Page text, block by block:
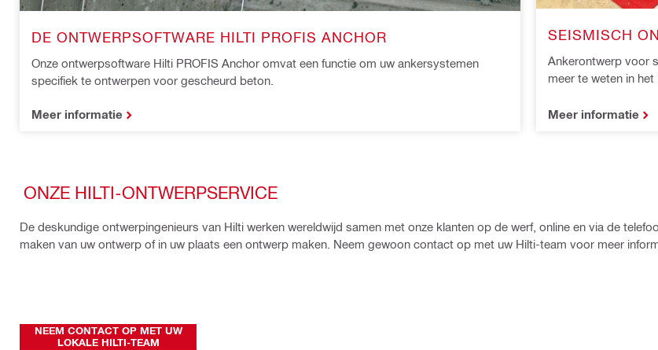
DE ONTWERPSOFTWARE HILTI PROFIS ANCHOR
Onze ontwerpsoftware Hilti PROFIS Anchor omvat een functie om uw ankersystemen
specifiek te ontwerpen voor gescheurd beton.
Meer informatie
SEISMISCH
Ankerontwerp voor
meer te weten in
Meer informatie
ONZE HILTI-ONTWERPSERVICE
De deskundige ontwerpingenieurs van Hilti werken wereldwijd samen met onze klanten op de werf, online en via de
maken van uw ontwerp of in uw plaats een ontwerp maken. Neem gewoon contact op met uw Hilti-team voor meer
NEEM CONTACT OP MET UW
LOKALE HILTI-TEAM